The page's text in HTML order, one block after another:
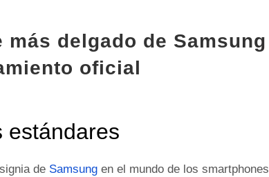
delgado de Samsung
oficial
estándares
de Samsung en el mundo de los smartphones